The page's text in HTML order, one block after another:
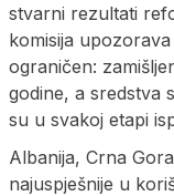
stvarni rezultati
komisija
ograničen:
godine, a sredstva
su u svakoj etapi
Albanija, Crna
najuspješnije u